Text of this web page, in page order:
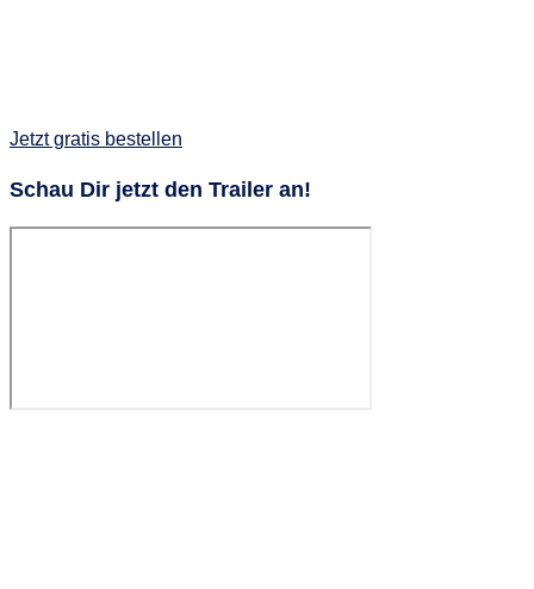
Jetzt gratis bestellen
Schau Dir jetzt den Trailer an!